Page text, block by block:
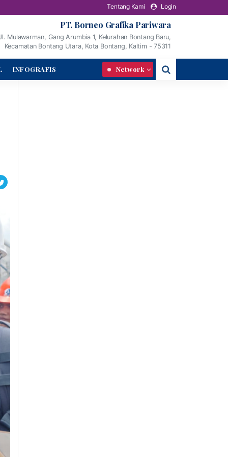
Tentang Kami Login
PT. Borneo Grafika Pariwara
Mulawarman, Gang Arumbia 1, Kelurahan Bontang Baru,
Kecamatan Bontang Utara, Kota Bontang, Kaltim - 75311
INFOGRAFIS Network